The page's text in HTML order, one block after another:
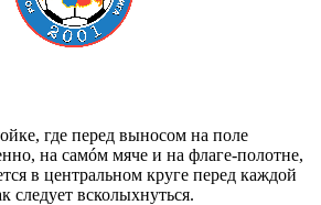
где перед выносом на поле
на самóм мяче и на флаге-полотне,
в центральном круге перед каждой
следует всколыхнуться.